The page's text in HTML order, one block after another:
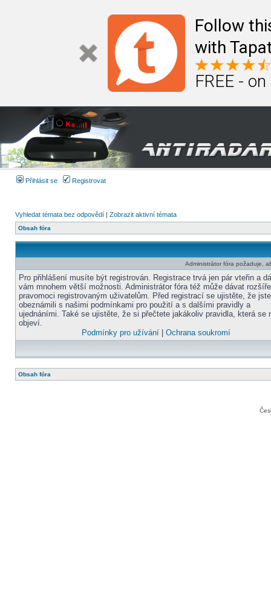
Follow
with
FREE -
Přihlásit se Registrovat
Vyhledat témata bez odpovědí | Zobrazit aktivní témata
Obsah fóra
Administrátor fóra požaduje,
Pro přihlášení musíte být registrován. Registrace trvá jen pár vteřin a
vám mnohem větší možnosti. Administrátor fóra též může dávat
pravomoci registrovaným uživatelům. Před registrací se ujistěte, že
obeznámili s našimi podmínkami pro použití a s dalšími pravidly a
ujednáními. Také se ujistěte, že si přečtete jakákoliv pravidla, která se
objeví.
Podmínky pro užívání| Ochrana soukromí
Obsah fóra